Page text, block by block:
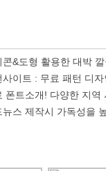
리!
콘&도형 활용한 대박
사이트 : 무료 패턴 디자
폰트소개! 다양한 지역
뉴스 제작시 가독성을